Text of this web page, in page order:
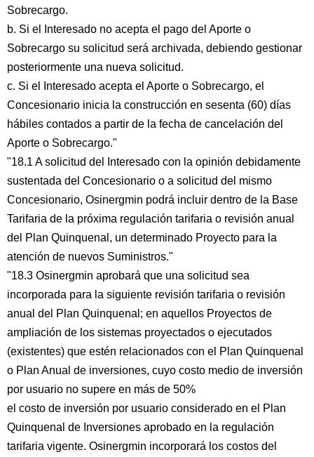
Sobrecargo.
b. Si el Interesado no acepta el pago del Aporte o
Sobrecargo su solicitud será archivada, debiendo gestionar
posteriormente una nueva solicitud.
c. Si el Interesado acepta el Aporte o Sobrecargo, el
Concesionario inicia la construcción en sesenta (60) días
hábiles contados a partir de la fecha de cancelación del
Aporte o Sobrecargo."
"18.1 A solicitud del Interesado con la opinión debidamente
sustentada del Concesionario o a solicitud del mismo
Concesionario, Osinergmin podrá incluir dentro de la Base
Tarifaria de la próxima regulación tarifaria o revisión anual
del Plan Quinquenal, un determinado Proyecto para la
atención de nuevos Suministros."
"18.3 Osinergmin aprobará que una solicitud sea
incorporada para la siguiente revisión tarifaria o revisión
anual del Plan Quinquenal; en aquellos Proyectos de
ampliación de los sistemas proyectados o ejecutados
(existentes) que estén relacionados con el Plan Quinquenal
o Plan Anual de inversiones, cuyo costo medio de inversión
por usuario no supere en más de 50%
el costo de inversión por usuario considerado en el Plan
Quinquenal de Inversiones aprobado en la regulación
tarifaria vigente. Osinergmin incorporará los costos del